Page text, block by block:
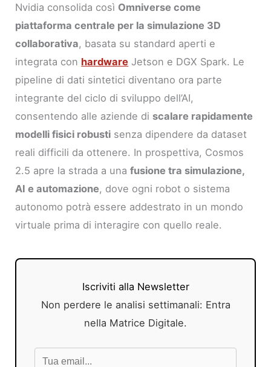
Nvidia consolida così Omniverse come
piattaforma centrale per la simulazione 3D
collaborativa, basata su standard aperti e
integrata con hardware Jetson e DGX Spark. Le
pipeline di dati sintetici diventano ora parte
integrante del ciclo di sviluppo dell’AI,
consentendo alle aziende di scalare rapidamente
modelli fisici robusti senza dipendere da dataset
reali difficili da ottenere. In prospettiva, Cosmos
2.5 apre la strada a unafusione tra simulazione,
AI e automazione, dove ogni robot o sistema
autonomo potrà essere addestrato in un mondo
virtuale prima di interagire con quello reale.
Iscriviti alla Newsletter
Non perdere le analisi settimanali: Entra
nella Matrice Digitale.